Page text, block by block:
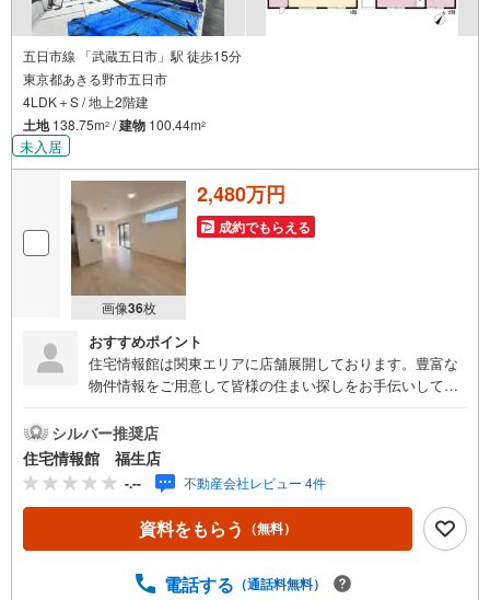
五日市線 「武蔵五日市」駅 徒歩15分
東京都あきる野市五日市
4LDK＋S / 地上2階建
土地138.75m2 /建物 100.44m2
未入居
画像36枚
2,480万円
成約でもらえる
おすすめポイント
住宅情報館は関東エリアに店舗展開しております。豊富な
物件情報をご用意して皆様の住まい探しをお手伝いしてお
さい。住宅ローン相談会も同時開催中無理のない住宅ロー
ンの試算やご購入の際にかかる諸費用の概算も行っており
ます。しっかりとした資金計画のアドバイスをさせて頂き
ますので、お気軽にご相談ください。
シルバー推奨店
住宅情報館 福生店
-.-- 不動産会社レビュー 4件
資料をもらう （無料）
電話する （通話料無料）